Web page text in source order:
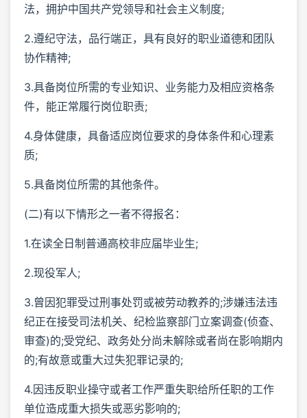
法，拥护中国共产党领导和社会主义制度;
2.遵纪守法，品行端正，具有良好的职业道德和团队
协作精神;
3.具备岗位所需的专业知识、业务能力及相应资格条
件，能正常履行岗位职责;
4.身体健康，具备适应岗位要求的身体条件和心理素
质;
5.具备岗位所需的其他条件。
(二)有以下情形之一者不得报名：
1.在读全日制普通高校非应届毕业生;
2.现役军人;
3.曾因犯罪受过刑事处罚或被劳动教养的;涉嫌违法违
纪正在接受司法机关、纪检监察部门立案调查(侦查、
审查)的;受党纪、政务处分尚未解除或者尚在影响期内
的;有故意或重大过失犯罪记录的;
4.因违反职业操守或者工作严重失职给所任职的工作
单位造成重大损失或恶劣影响的;